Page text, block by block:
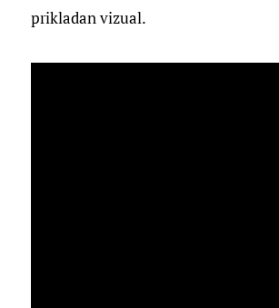
prikladan vizual.